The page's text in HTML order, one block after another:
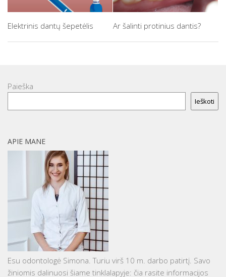
Elektrinis dantų šepetėlis Ar šalinti protinius dantis?
Paieška
Ieškoti
APIE MANE
Esu odontologė Simona. Turiu virš 10 m. darbo patirtį. Savo
žiniomis dalinuosi šiame tinklalapyje: čia rasite informacijos